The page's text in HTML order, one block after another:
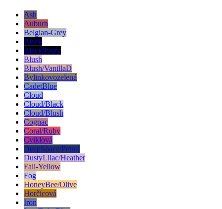
Ash
Auburn
Belgian-Grey
Black
Black/Ivory
Blush
Blush/VanillaD
Bylinkovozelená
CadetBlue
Cloud
Cloud/Black
Cloud/Blush
Cognac
Coral/Ruby
Cviklová
DeepSpace/Petrol
DustyLilac/Heather
Fall-Yellow
Fog
HoneyBee/Olive
Horčicová
Iron